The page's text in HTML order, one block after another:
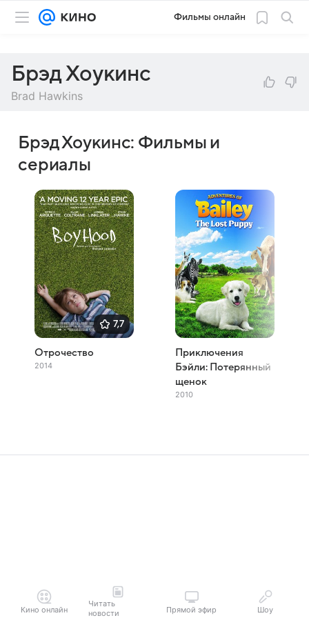
Фильмы онлайн
Брэд Хоукинс
Brad Hawkins
Брэд Хоукинс: Фильмы и
сериалы
7,7
Отрочество
2014
Приключения
Бэйли: Потерянный
щенок
2010
Кино онлайн
Читать
новости
Прямой эфир Шоу